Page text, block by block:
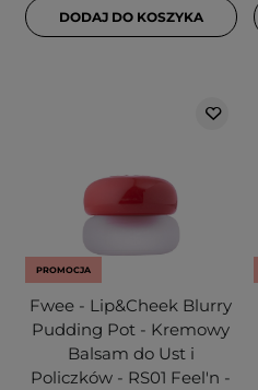
DODAJ DO KOSZYKA
PROMOCJA
Fwee - Lip&Cheek Blurry
Pudding Pot - Kremowy
Balsam do Ust i
Policzków - RS01 Feel'n -